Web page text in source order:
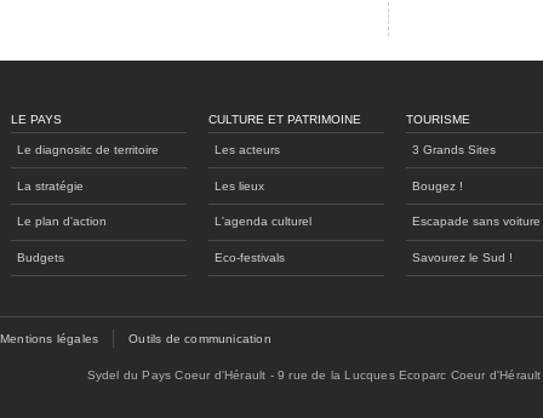
LE PAYS
Le diagnositc de territoire
La stratégie
Le plan d'action
Budgets
CULTURE ET PATRIMOINE
Les acteurs
Les lieux
L'agenda culturel
Eco-festivals
TOURISME
3 Grands Sites
Bougez !
Escapade sans voiture
Savourez le Sud !
Mentions légales Outils de communication
Sydel du Pays Coeur d'Hérault - 9 rue de la Lucques Ecoparc Coeur